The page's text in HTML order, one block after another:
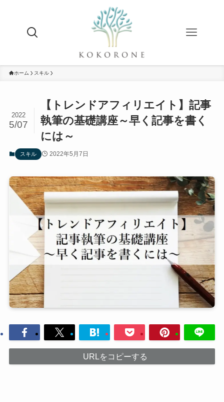
ホーム スキル
【トレンドアフィリエイト】記事
執筆の基礎講座～早く記事を書く
には～
2022
5/07
スキル 2022年5月7日
URLをコピーする